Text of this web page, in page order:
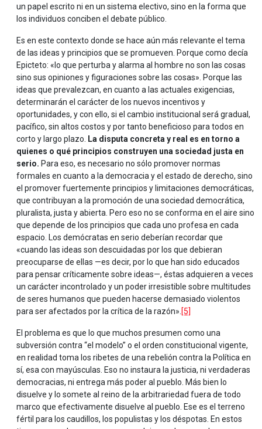
un papel escrito ni en un sistema electivo, sino en la forma que
los individuos conciben el debate público.
Es en este contexto donde se hace aún más relevante el tema
de las ideas y principios que se promueven. Porque como decía
Epicteto: «lo que perturba y alarma al hombre no son las cosas
sino sus opiniones y figuraciones sobre las cosas». Porque las
ideas que prevalezcan, en cuanto a las actuales exigencias,
determinarán el carácter de los nuevos incentivos y
oportunidades, y con ello, si el cambio institucional será gradual,
pacífico, sin altos costos y por tanto beneficioso para todos en
corto y largo plazo.
La disputa concreta y real es en torno a
quienes o qué principios construyen una sociedad justa en
serio. Para eso, es necesario no sólo promover normas
formales en cuanto a la democracia y el estado de derecho, sino
el promover fuertemente principios y limitaciones democráticas,
que contribuyan a la promoción de una sociedad democrática,
pluralista, justa y abierta. Pero eso no se conforma en el aire sino
que depende de los principios que cada uno profesa en cada
espacio. Los demócratas en serio deberían recordar que
«cuando las ideas son descuidadas por los que debieran
preocuparse de ellas —es decir, por lo que han sido educados
para pensar críticamente sobre ideas—, éstas adquieren a veces
un carácter incontrolado y un poder irresistible sobre multitudes
de seres humanos que pueden hacerse demasiado violentos
para ser afectados por la crítica de la razón». [5]
El problema es que lo que muchos presumen como una
subversión contra “el modelo” o el orden constitucional vigente,
en realidad toma los ribetes de una rebelión contra la Política en
sí, esa con mayúsculas. Eso no instaura la justicia, ni verdaderas
democracias, ni entrega más poder al pueblo. Más bien lo
disuelve y lo somete al reino de la arbitrariedad fuera de todo
marco que efectivamente disuelve al pueblo. Ese es el terreno
fértil para los caudillos, los populistas y los déspotas. En estos